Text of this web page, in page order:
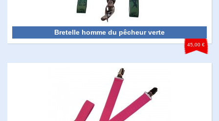
Bretelle homme du pêcheur verte
45,00 €